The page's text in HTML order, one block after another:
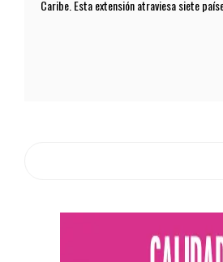
Caribe. Esta extensión atraviesa siete